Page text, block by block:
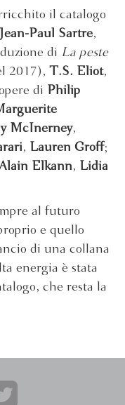
il catalogo
Jean-Paul Sartre,
di La peste
2017), T.S. Eliot,
di
Philip
McInerney,
, Lauren Groff;
Elkann,
Lidia
al futuro
e quello
di una collana
energia è stata
che resta la